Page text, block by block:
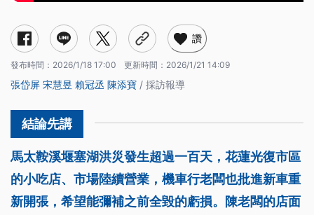
被淤泥包圍，難以安居的生活
未來要住哪裡？安置後的下一步
災害仍然是進行式 洪災無預警侵襲吉利潭
中央重建特別預算270億 花蓮縣府總預算為零惹民怨
中央協調會報將訂出中繼屋入住條件以及住屋形式
花蓮居民在燭光中的重建心願
讚
發布時間： 2026/1/18 17:00 更新時間： 2026/1/21 14:09
張岱屏 宋慧昱 賴冠丞 陳添寶 / 採訪報導
馬太鞍溪堰塞湖洪災發生超過一百天，花蓮光復市區
的小吃店、市場陸續營業，機車行老闆也批進新車重
新開張，希望能彌補之前全毀的虧損。陳老闆的店面